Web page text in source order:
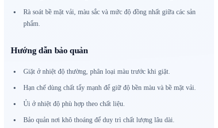
Rà soát bề mặt vải, màu sắc và mức độ đồng nhất giữa các sản
phẩm.
Hướng dẫn bảo quản
Giặt ở nhiệt độ thường, phân loại màu trước khi giặt.
Hạn chế dùng chất tẩy mạnh để giữ độ bền màu và bề mặt vải.
Ủi ở nhiệt độ phù hợp theo chất liệu.
Bảo quản nơi khô thoáng để duy trì chất lượng lâu dài.